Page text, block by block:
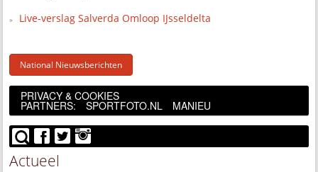
Live-verslag Salverda Omloop IJsseldelta
National Nieuwsberichten
PRIVACY & COOKIES
PARTNERS: SPORTFOTO.NL MANIEU
Actueel